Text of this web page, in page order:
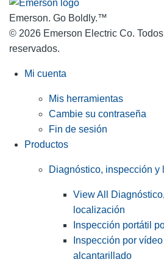
Emerson. Go Boldly.™
© 2026 Emerson Electric Co.
reservados.
Mi cuenta
Mis herramientas
Cambie su contraseña
Fin de sesión
Productos
Diagnóstico, inspección y
View All
localización
Inspección portátil
Inspección por
alcantarillado